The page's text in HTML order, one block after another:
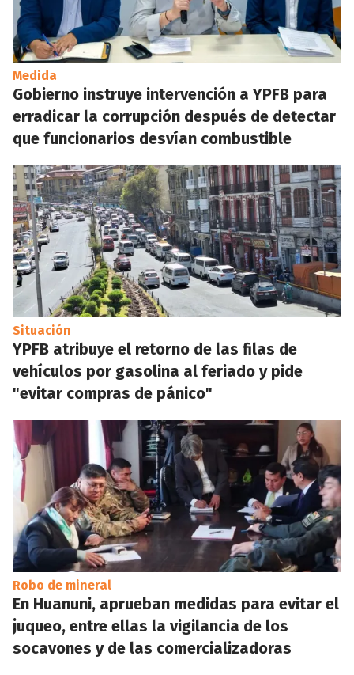
Medida
Gobierno instruye intervención a YPFB para
erradicar la corrupción después de detectar
que funcionarios desvían combustible
Situación
YPFB atribuye el retorno de las filas de
vehículos por gasolina al feriado y pide
"evitar compras de pánico"
Robo de mineral
En Huanuni, aprueban medidas para evitar el
juqueo, entre ellas la vigilancia de los
socavones y de las comercializadoras